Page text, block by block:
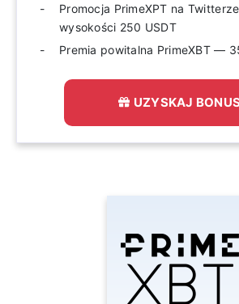
Promocja PrimeXPT na
wysokości 250 USDT
Premia powitalna PrimeXBT —
UZYSKAJ